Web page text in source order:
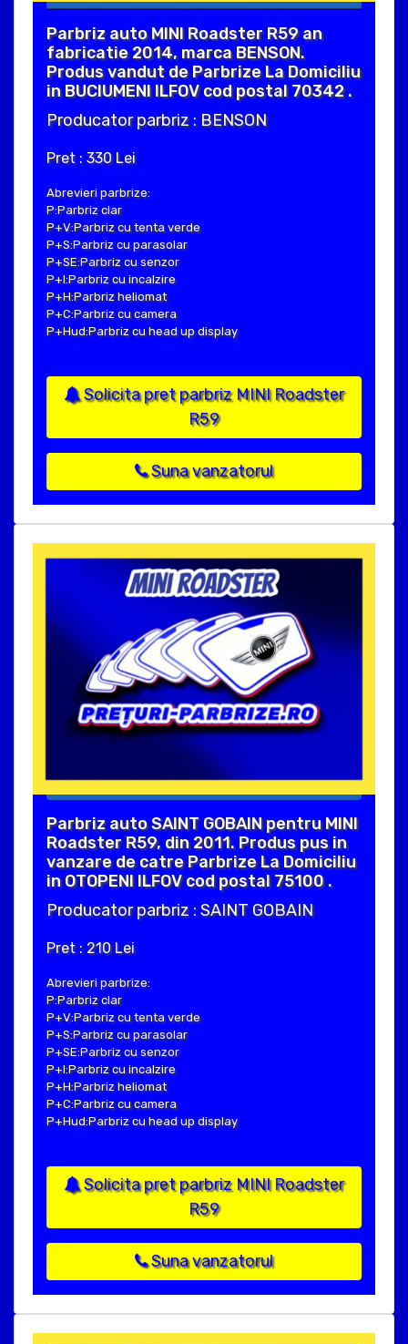
Parbriz auto MINI Roadster R59 an
fabricatie 2014, marca BENSON.
Produs vandut de Parbrize La Domiciliu
in BUCIUMENI ILFOV cod postal 70342 .
Producator parbriz : BENSON
Pret : 330 Lei
Abrevieri parbrize:
P:Parbriz clar
P+V:Parbriz cu tenta verde
P+S:Parbriz cu parasolar
P+SE:Parbriz cu senzor
P+I:Parbriz cu incalzire
P+H:Parbriz heliomat
P+C:Parbriz cu camera
P+Hud:Parbriz cu head up display
Solicita pret parbriz MINI Roadster
R59
Suna vanzatorul
Parbriz auto SAINT GOBAIN pentru MINI
Roadster R59, din 2011. Produs pus in
vanzare de catre Parbrize La Domiciliu
in OTOPENI ILFOV cod postal 75100 .
Producator parbriz : SAINT GOBAIN
Pret : 210 Lei
Abrevieri parbrize:
P:Parbriz clar
P+V:Parbriz cu tenta verde
P+S:Parbriz cu parasolar
P+SE:Parbriz cu senzor
P+I:Parbriz cu incalzire
P+H:Parbriz heliomat
P+C:Parbriz cu camera
P+Hud:Parbriz cu head up display
Solicita pret parbriz MINI Roadster
R59
Suna vanzatorul